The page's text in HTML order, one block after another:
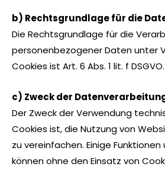
b) Rechtsgrundlage für die
Die Rechtsgrundlage für die
personenbezogener Daten unter
Cookies ist Art. 6 Abs. 1 lit. f DSGVO.
c) Zweck der
Der Zweck der Verwendung
Cookies ist, die Nutzung von
zu vereinfachen. Einige
können ohne den Einsatz von